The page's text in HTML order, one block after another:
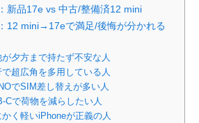
新品17e vs 中古/整備済12 mini
12 mini→17eで満足/後悔が分かれる
夕方まで持たず不安な人
超広角を多用している人
でSIM差し替えが多い人
Cで荷物を減らしたい人
く軽いiPhoneが正義の人